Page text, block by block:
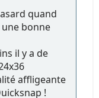
quand
bonne
il y a de
affligeante
!